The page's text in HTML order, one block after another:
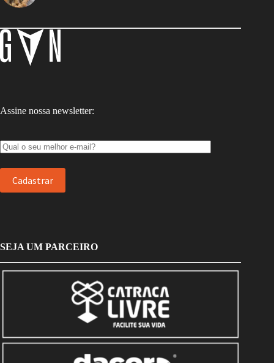
Assine nossa newsletter:
SEJA UM PARCEIRO